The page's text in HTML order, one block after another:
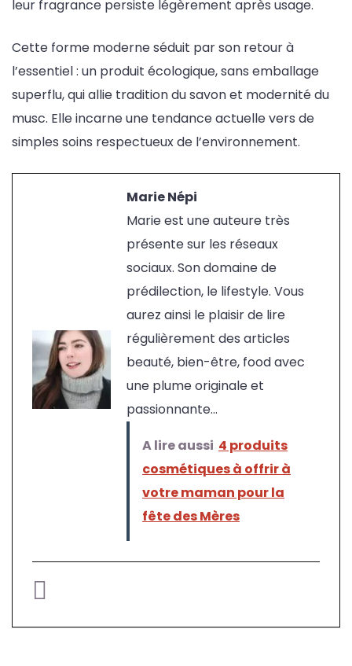
leur fragrance persiste légèrement après usage.
Cette forme moderne séduit par son retour à
l’essentiel : un produit écologique, sans emballage
superflu, qui allie tradition du savon et modernité du
musc. Elle incarne une tendance actuelle vers de
simples soins respectueux de l’environnement.
Marie Népi
Marie est une auteure très
présente sur les réseaux
sociaux. Son domaine de
prédilection, le lifestyle. Vous
aurez ainsi le plaisir de lire
régulièrement des articles
beauté, bien-être, food avec
une plume originale et
passionnante...
A lire aussi 4 produits
cosmétiques à offrir à
votre maman pour la
fête des Mères